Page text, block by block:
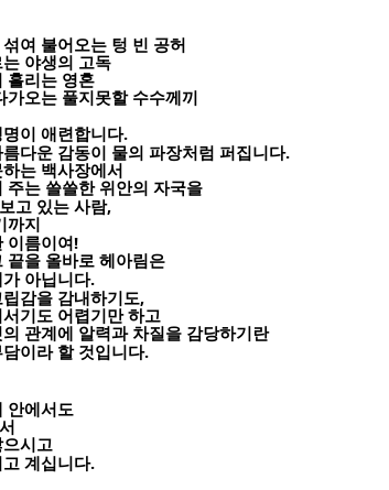
여 불어오는 텅 빈 공허
야생의 고독
흘리는 영혼
가오는 풀지못할 수수께끼
이 애련합니다.
다운 감동이 물의 파장처럼 퍼집니다.
는 백사장에서
주는 쓸쓸한 위안의 자국을
고 있는 사람,
까지
이름이여!
끝을 올바로 헤아림은
아닙니다.
감을 감내하기도,
기도 어렵기만 하고
관계에 알력과 차질을 감당하기란
이라 할 것입니다.
안에서도
으시고
계십니다.